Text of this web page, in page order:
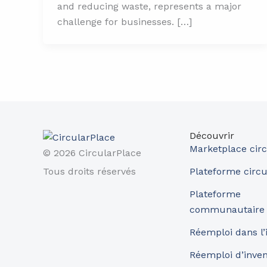
and reducing waste, represents a major
challenge for businesses. […]
© 2026 CircularPlace
Tous droits réservés
Découvrir
Marketplace
Plateforme
Plateforme
communautaire
Réemploi dans
Réemploi